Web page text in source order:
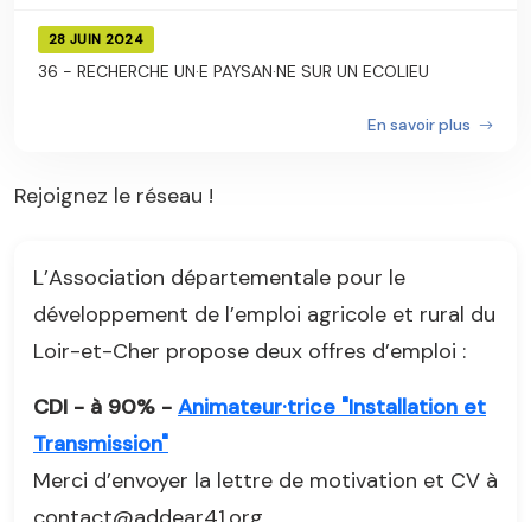
28 JUIN 2024
36 - RECHERCHE UN·E PAYSAN·NE SUR UN ECOLIEU
En savoir plus
Rejoignez le réseau !
L’Association départementale pour le
développement de l’emploi agricole et rural du
Loir-et-Cher propose deux offres d’emploi :
CDI - à 90% - Animateur·trice "Installation et
Transmission"
Merci d’envoyer la lettre de motivation et CV à